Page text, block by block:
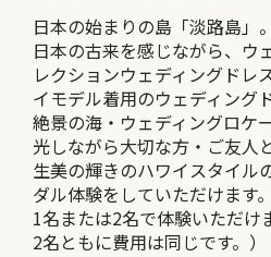
日本の始まりの島「淡路島」。
日本の古来を感じながら、ウ
レクションウェディングドレ
イモデル着用のウェディング
絶景の海・ウェディングロケ
光しながら大切な方・ご友人
生美の輝きのハワイスタイル
ダル体験をしていただけます。
1名または2名で体験いただけ
2名ともに費用は同じです。）